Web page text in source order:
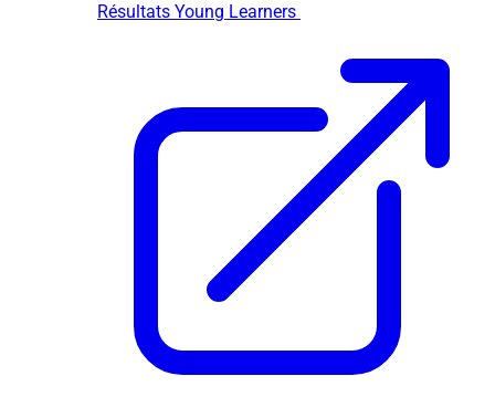
Résultats Young Learners